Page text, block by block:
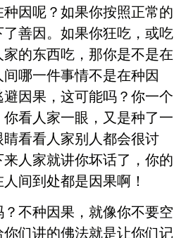
因呢？如果你按照正常的
善因。如果你狂吃，或吃
的东西吃，那你是不是在
哪一件事情不是在种因
因果，这可能吗？你一个
看人家一眼，又是种了一
看看人家别人都会很讨
人家就讲你坏话了，你的
间到处都是因果啊！
不种因果，就像你不要空
们讲的佛法就是让你们记